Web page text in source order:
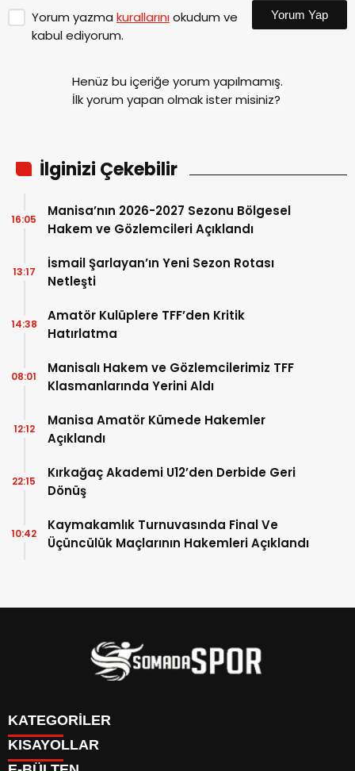
Yorum yazma kurallarınıokudum ve
kabul ediyorum.
Yorum Yap
Henüz bu içeriğe yorum yapılmamış.
İlk yorum yapan olmak ister misiniz?
İlginizi Çekebilir
Manisa’nın 2026-2027 Sezonu Bölgesel
Hakem ve Gözlemcileri Açıklandı
16:05
İsmail Şarlayan’ın Yeni Sezon Rotası
Netleşti
13:17
Amatör Kulüplere TFF’den Kritik
Hatırlatma
14:38
Manisalı Hakem ve Gözlemcilerimiz TFF
Klasmanlarında Yerini Aldı
08:01
Manisa Amatör Kümede Hakemler
Açıklandı
12:12
Kırkağaç Akademi U12’den Derbide Geri
Dönüş
22:15
Kaymakamlık Turnuvasında Final Ve
Üçüncülük Maçlarının Hakemleri Açıklandı
10:42
KATEGORİLER
İletişim
KISAYOLLAR